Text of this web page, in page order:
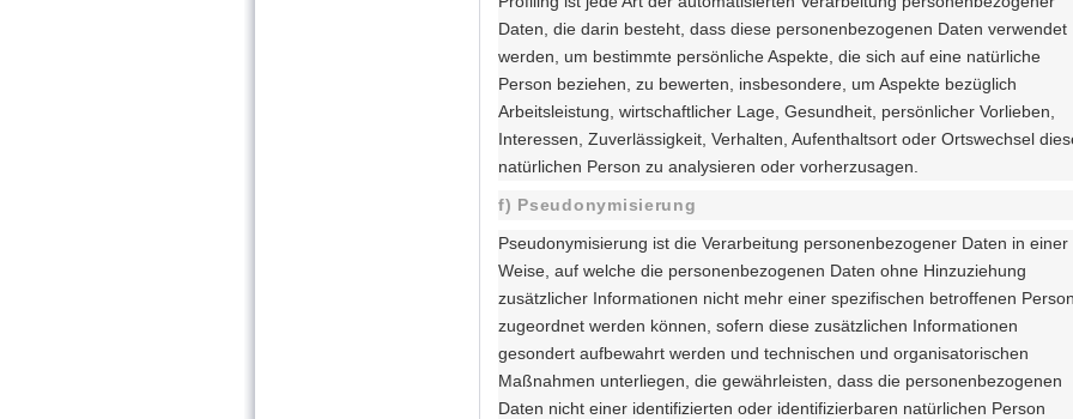
Daten, die darin besteht, dass diese personenbezogenen Daten verwendet
werden, um bestimmte persönliche Aspekte, die sich auf eine natürliche
Person beziehen, zu bewerten, insbesondere, um Aspekte bezüglich
Arbeitsleistung, wirtschaftlicher Lage, Gesundheit, persönlicher Vorlieben,
Interessen, Zuverlässigkeit, Verhalten, Aufenthaltsort oder Ortswechsel
natürlichen Person zu analysieren oder vorherzusagen.
f) Pseudonymisierung
Pseudonymisierung ist die Verarbeitung personenbezogener Daten in einer
Weise, auf welche die personenbezogenen Daten ohne Hinzuziehung
zusätzlicher Informationen nicht mehr einer spezifischen betroffenen
zugeordnet werden können, sofern diese zusätzlichen Informationen
gesondert aufbewahrt werden und technischen und organisatorischen
Maßnahmen unterliegen, die gewährleisten, dass die personenbezogenen
Daten nicht einer identifizierten oder identifizierbaren natürlichen Person